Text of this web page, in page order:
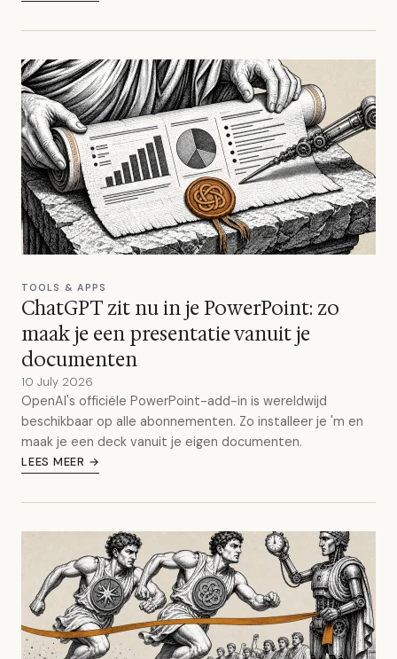
TOOLS & APPS
ChatGPT zit nu in je PowerPoint: zo
maak je een presentatie vanuit je
documenten
10 July 2026
OpenAI's officiële PowerPoint-add-in is wereldwijd
beschikbaar op alle abonnementen. Zo installeer je 'm en
maak je een deck vanuit je eigen documenten.
LEES MEER →